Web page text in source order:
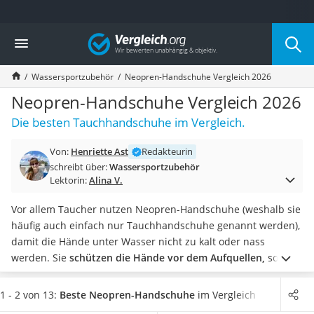
Die beliebtesten Vergleiche nach Kategorie
Freizeit & Sport
Gartentrampolin
Trampolin
Metalldetektor
Eufab-Fahrradträger
Trampolin 366 cm
Aluminium-Koffer
Futterboot
E-Bike-Dreirad
Trekkingschuhe Herren
Reisetasche mit Rollen
Klimmzugstation
Koffer
Nachtsichtgerät
Vergleich
Wassersportzubehör Neopren-Handschuhe Vergleich 2026
Neopren-Handschuhe Vergleich 2026
Die besten Tauchhandschuhe im Vergleich.
Von: Henriette Ast
Redakteurin
schreibt über:Wassersportzubehör
Lektorin:Alina V.
Vor allem Taucher nutzen Neopren-Handschuhe (weshalb sie
häufig auch einfach nur Tauchhandschuhe genannt werden),
damit die Hände unter Wasser nicht zu kalt oder nass
werden. Sie schützen die Hände vor dem Aufquellen, so wie
es in der Badewanne üblich ist.Verschieden Neopren-
Handschuhe-Tests im Internet haben ergeben, dass
1 - 2 von 13: Beste Neopren-Handschuhe im Vergleich